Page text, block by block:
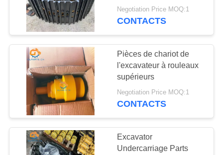
NOUS
VISITE
L'USINE
CONTRÔLE
DE
Cylindre à flèche
l'excavateur 203 pour
EX270 EX300
Negotiation Price MOQ:1
CONTACTS
Pièces de chariot de
l'excavateur à rouleaux
supérieurs
Negotiation Price MOQ:1
CONTACTS
Excavator
Undercarriage Parts